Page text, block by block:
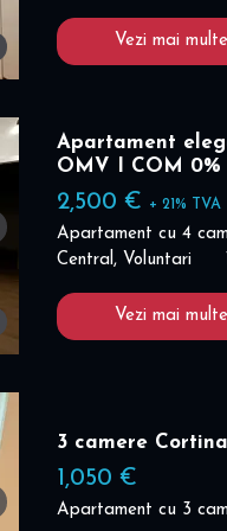
Vezi mai
Apartament
OMV I COM 0%
2,500 € + 21% TVA
Apartament cu 4
Central, Voluntari
Vezi mai
3 camere
1,050 €
Apartament cu 3